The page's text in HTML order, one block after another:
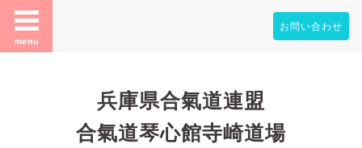
menu
お問い合わせ
兵庫県合氣道連盟
合氣道琴心館寺崎道場